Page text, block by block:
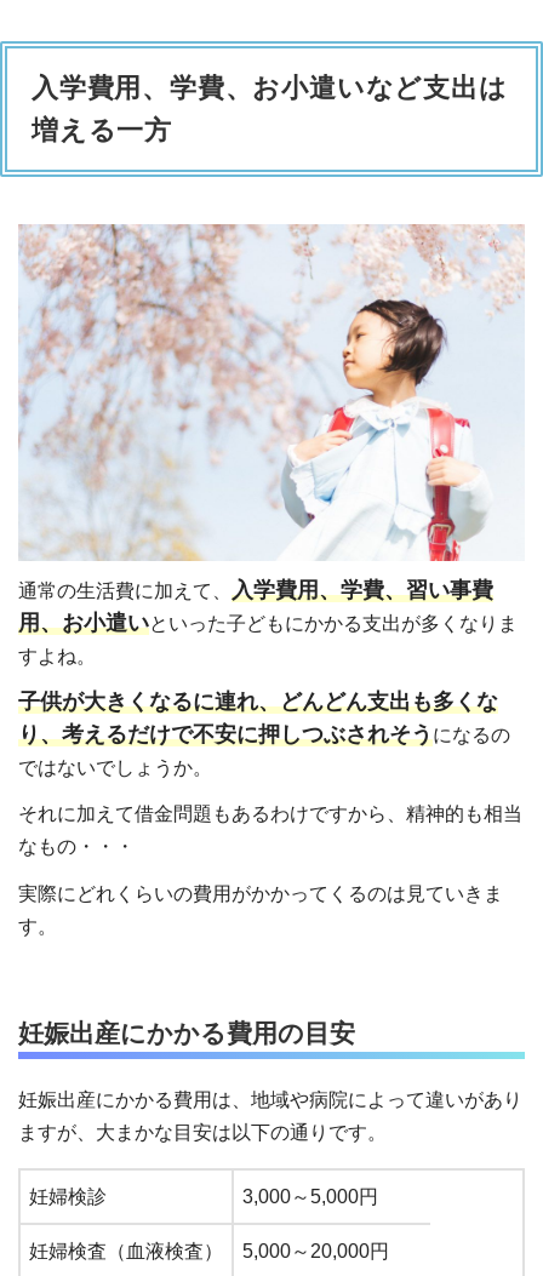
入学費用、学費、お小遣いなど支出は
増える一方
通常の生活費に加えて、 入学費用、学費、習い事費
用、お小遣いといった子どもにかかる支出が多くなりま
すよね。
子供が大きくなるに連れ、どんどん支出も多くな
り、考えるだけで不安に押しつぶされそうになるの
ではないでしょうか。
それに加えて借金問題もあるわけですから、精神的も相当
なもの・・・
実際にどれくらいの費用がかかってくるのは見ていきま
す。
妊娠出産にかかる費用の目安
妊娠出産にかかる費用は、地域や病院によって違いがあり
ますが、大まかな目安は以下の通りです。
妊婦検診 3,000～5,000円
妊婦検査（血液検査） 5,000～20,000円